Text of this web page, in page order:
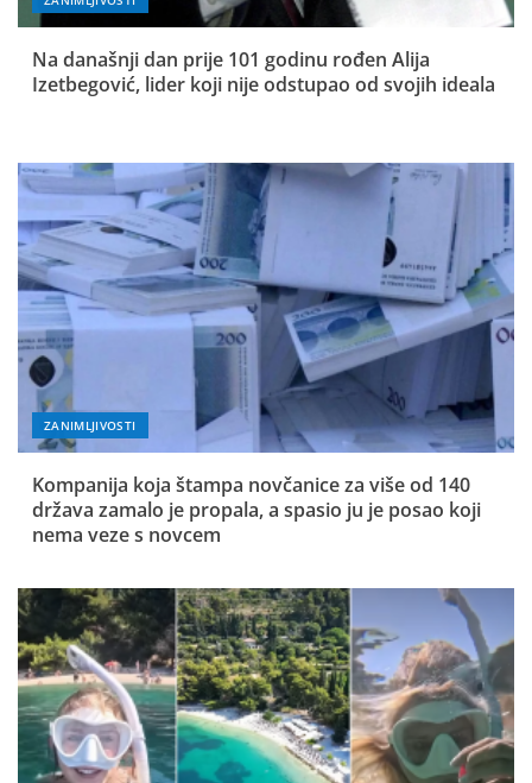
Na današnji dan prije 101 godinu rođen Alija
Izetbegović, lider koji nije odstupao od svojih ideala
ZANIMLJIVOSTI
Kompanija koja štampa novčanice za više od 140
država zamalo je propala, a spasio ju je posao koji
nema veze s novcem